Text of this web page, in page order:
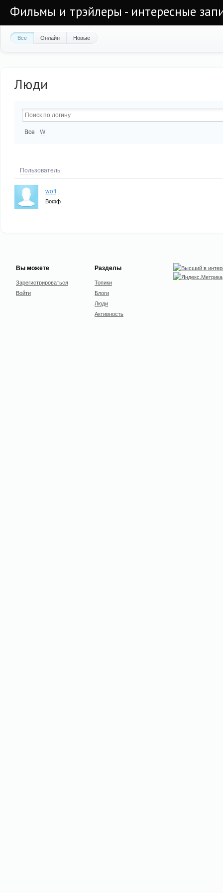
Фильмы и трэйлеры - интересные
Все Онлайн Новые
Люди
Все W
Пользователь
woff
Вофф
Вы можете
Зарегистрироваться
Войти
Разделы
Топики
Блоги
Люди
Активность